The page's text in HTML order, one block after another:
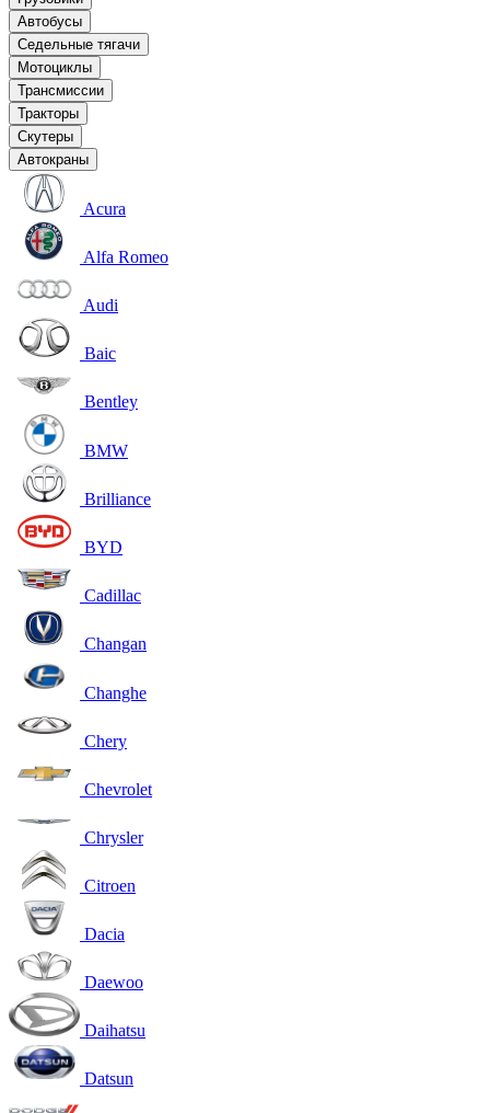
Автобусы
Седельные тягачи
Мотоциклы
Трансмиссии
Тракторы
Скутеры
Автокраны
Acura
Alfa Romeo
Audi
Baic
Bentley
BMW
Brilliance
BYD
Cadillac
Changan
Changhe
Chery
Chevrolet
Chrysler
Citroen
Dacia
Daewoo
Daihatsu
Datsun